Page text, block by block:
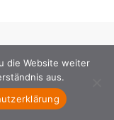
die Website weiter
aus.